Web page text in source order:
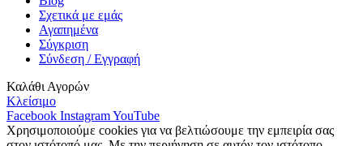
Σχετικά με εμάς
Αγαπημένα
Σύγκριση
Σύνδεση / Εγγραφή
Καλάθι Αγορών
Κλείσιμο
Facebook InstagramYouTube
Χρησιμοποιούμε cookies για να βελτιώσουμε την εμπειρία σας